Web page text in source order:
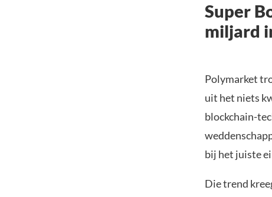
Super
miljard
Polymarket
uit het niets
blockchain-
bij het juiste
Die trend